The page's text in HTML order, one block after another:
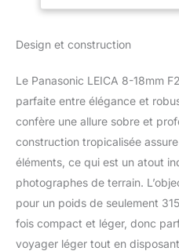
Design et construction
Le Panasonic LEICA 8-18mm
parfaite entre élégance et
confère une allure sobre et
construction tropicalisée
éléments, ce qui est un atout
photographes de terrain.
pour un poids de seulement
fois compact et léger, donc
voyager léger tout en